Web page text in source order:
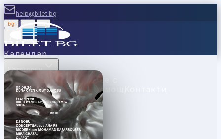
help@bilet.bg
bg |
Вход
Календар
Категории
Места
Продавайте с
насВаучериНовини Помощ